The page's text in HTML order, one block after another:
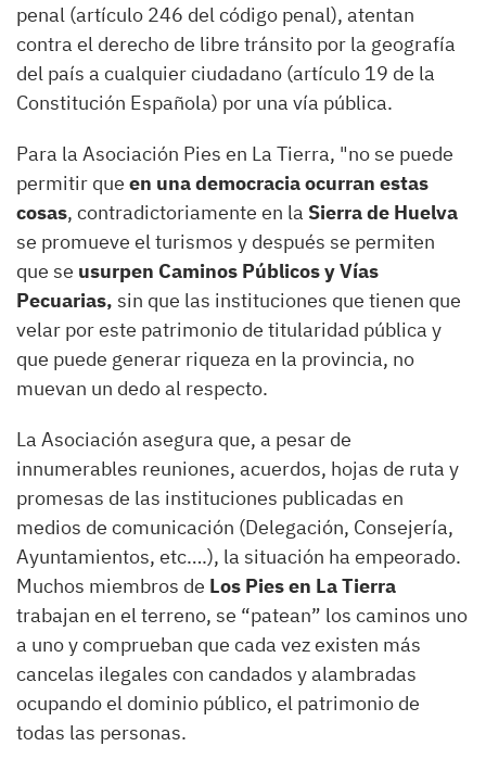
penal (artículo 246 del código penal), atentan
contra el derecho de libre tránsito por la geografía
del país a cualquier ciudadano (artículo 19 de la
Constitución Española) por una vía pública.
Para la Asociación Pies en La Tierra, "no se puede
permitir que en una democracia ocurran estas
cosas, contradictoriamente en la Sierra de Huelva
se promueve el turismos y después se permiten
que se usurpen Caminos Públicos y Vías
Pecuarias, sin que las instituciones que tienen que
velar por este patrimonio de titularidad pública y
que puede generar riqueza en la provincia, no
muevan un dedo al respecto.
La Asociación asegura que, a pesar de
innumerables reuniones, acuerdos, hojas de ruta y
promesas de las instituciones publicadas en
medios de comunicación (Delegación, Consejería,
Ayuntamientos, etc….), la situación ha empeorado.
Muchos miembros de Los Pies en La Tierra
trabajan en el terreno, se “patean” los caminos uno
a uno y comprueban que cada vez existen más
cancelas ilegales con candados y alambradas
ocupando el dominio público, el patrimonio de
todas las personas.